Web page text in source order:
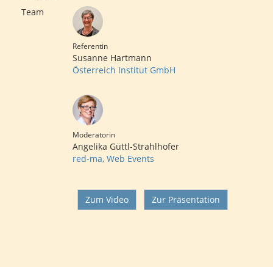
Team
Referentin
Susanne Hartmann
Österreich Institut GmbH
Moderatorin
Angelika Güttl-Strahlhofer
red-ma, Web Events
Zum Video Zur Präsentation